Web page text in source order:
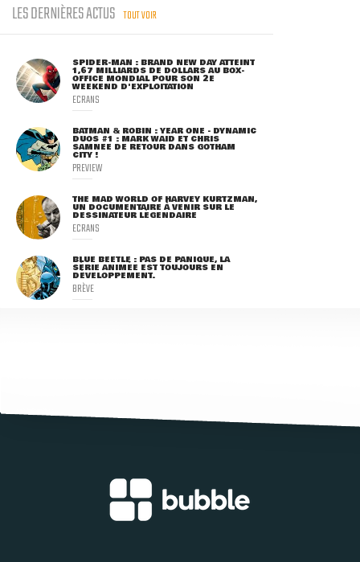
LES DERNIÈRES ACTUS TOUT VOIR
SPIDER-MAN : BRAND NEW DAY ATTEINT
1,67 MILLIARDS DE DOLLARS AU BOX-
OFFICE MONDIAL POUR SON 2E
WEEKEND D'EXPLOITATION
ECRANS
BATMAN & ROBIN : YEAR ONE - DYNAMIC
DUOS #1 : MARK WAID ET CHRIS
SAMNEE DE RETOUR DANS GOTHAM
CITY !
PREVIEW
THE MAD WORLD OF HARVEY KURTZMAN,
UN DOCUMENTAIRE À VENIR SUR LE
DESSINATEUR LÉGENDAIRE
ECRANS
BLUE BEETLE : PAS DE PANIQUE, LA
SÉRIE ANIMÉE EST TOUJOURS EN
DÉVELOPPEMENT.
BRÈVE